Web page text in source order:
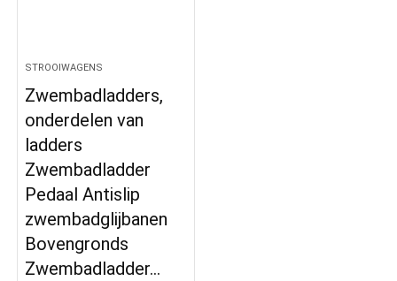
STROOIWAGENS
Zwembadladders,
onderdelen van
ladders
Zwembadladder
Pedaal Antislip
zwembadglijbanen
Bovengronds
Zwembadladder…